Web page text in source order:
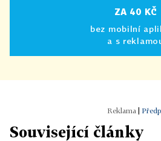
ZA 40 KČ
bez mobilní
a s
Související články